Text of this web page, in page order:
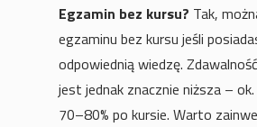
Egzamin bez kursu? Tak,
egzaminu bez kursu jeśli
odpowiednią wiedzę.
jest jednak znacznie niższa –
70–80% po kursie. Warto